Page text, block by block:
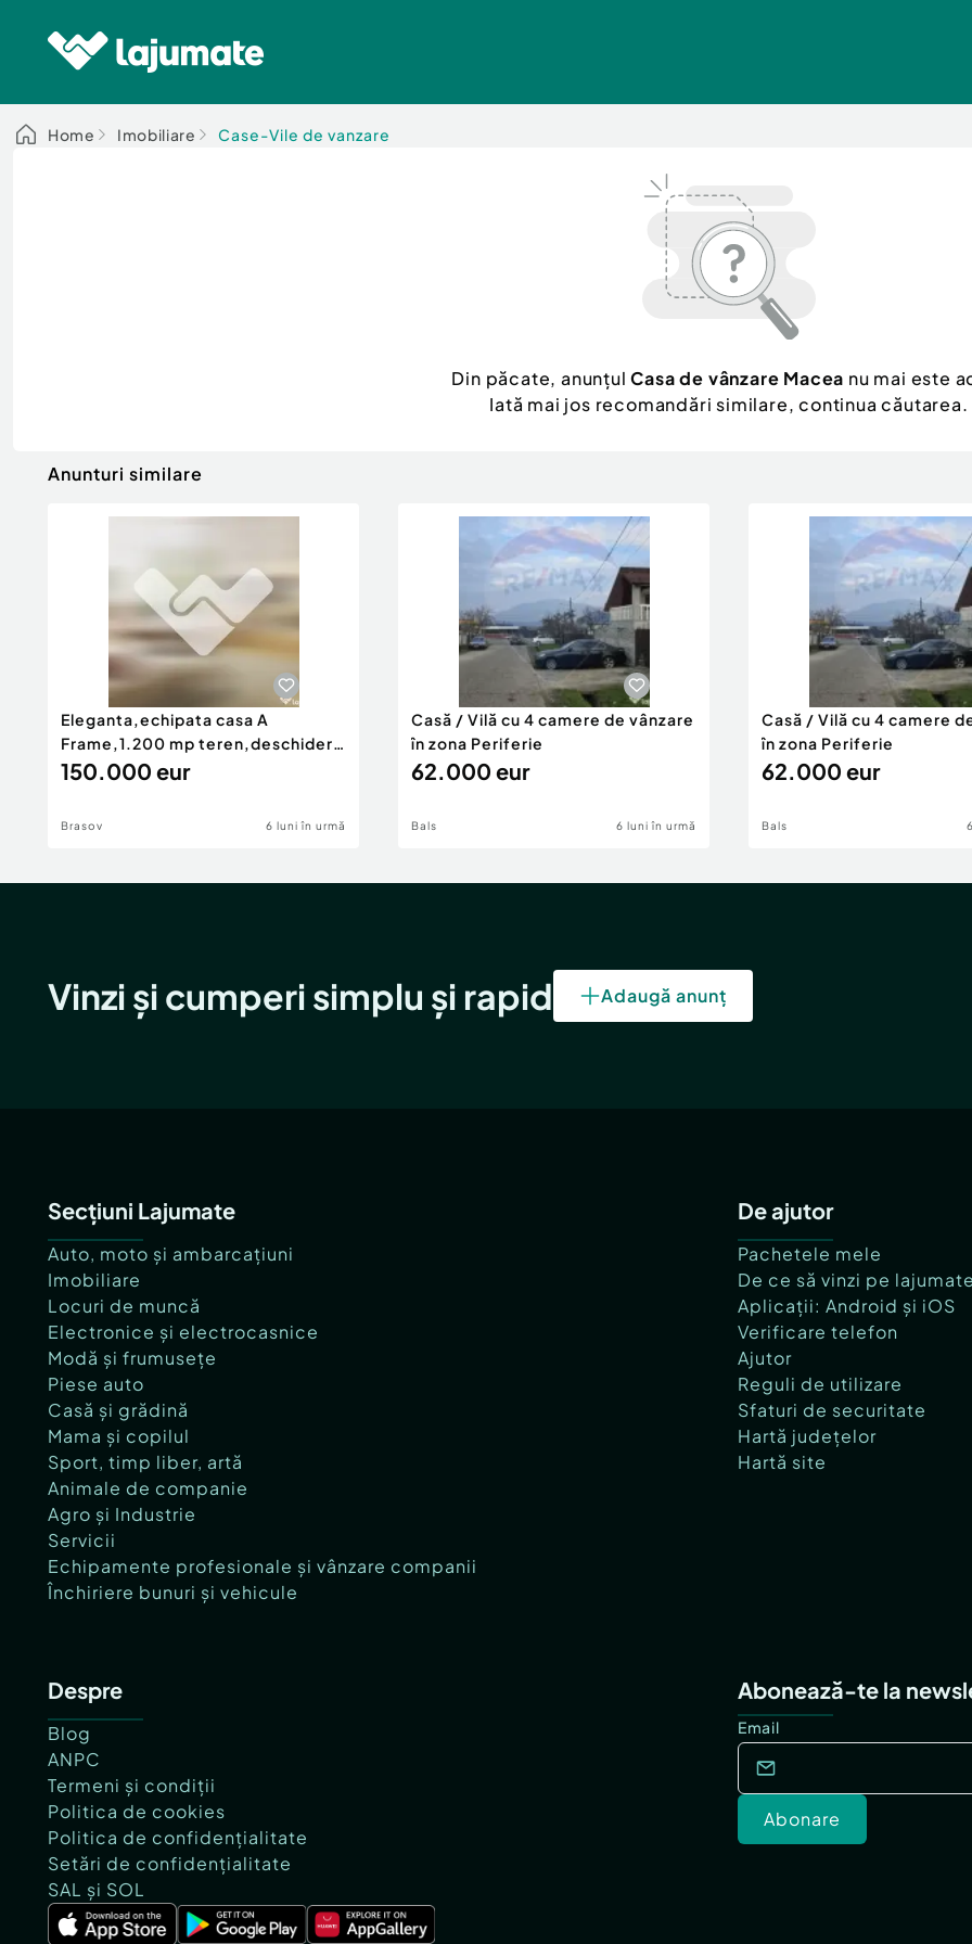
Home Imobiliare Case-Vile de vanzare
Din păcate, anunțulCasa de vânzare Macea nu mai este
Iată mai jos recomandări similare, continua căutarea.
Anunturi similare
Eleganta,echipata casa A
Frame,1.200 mp teren,deschidere
Pia
150.000 eur
Brasov 6 luni în urmă
Casă / Vilă cu 4 camere de vânzare
în zona Periferie
62.000 eur
Bals 6 luni în urmă
Casă / Vilă cu 4 camere
în zona Periferie
62.000 eur
Bals
Vinzi și cumperi simplu și rapid Adaugă anunț
Secțiuni Lajumate
Auto, moto și ambarcațiuni
Imobiliare
Locuri de muncă
Electronice și electrocasnice
Modă și frumusețe
Piese auto
Casă și grădină
Mama și copilul
Sport, timp liber, artă
Animale de companie
Agro și Industrie
Servicii
Echipamente profesionale și vânzare companii
Închiriere bunuri și vehicule
De ajutor
Pachetele mele
De ce să vinzi pe
Aplicații: Android și iOS
Verificare telefon
Ajutor
Reguli de utilizare
Sfaturi de securitate
Hartă județelor
Hartă site
Despre
Blog
ANPC
Termeni și condiții
Politica de cookies
Politica de confidențialitate
Setări de confidențialitate
SAL și SOL
Abonează-te la
Email
Abonare